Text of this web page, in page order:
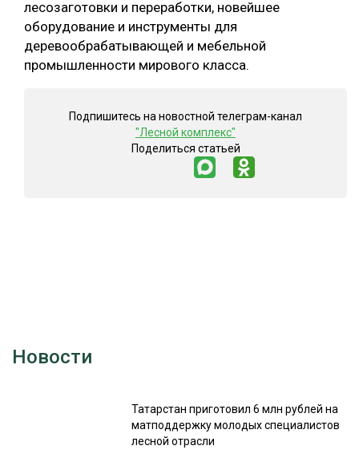
лесозаготовки и переработки, новейшее
оборудование и инструменты для
деревообрабатывающей и мебельной
промышленности мирового класса.
Подпишитесь на новостной телеграм-канал
"Лесной комплекс"
Поделиться статьей
Новости
Татарстан приготовил 6 млн рублей на
матподдержку молодых специалистов
лесной отрасли